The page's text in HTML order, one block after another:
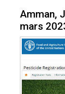
Amman,
mars